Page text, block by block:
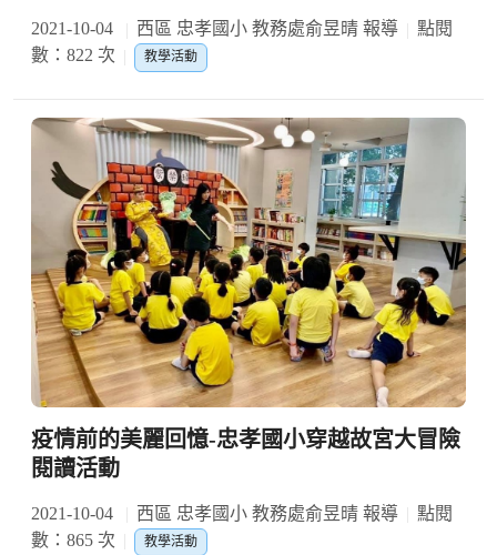
2021-10-04 西區 忠孝國小 教務處俞昱晴 報導
點閱
數：822 次
教學活動
疫情前的美麗回憶-忠孝國小穿越故宮大冒險
閱讀活動
2021-10-04 西區 忠孝國小 教務處俞昱晴 報導
點閱
數：865 次
教學活動